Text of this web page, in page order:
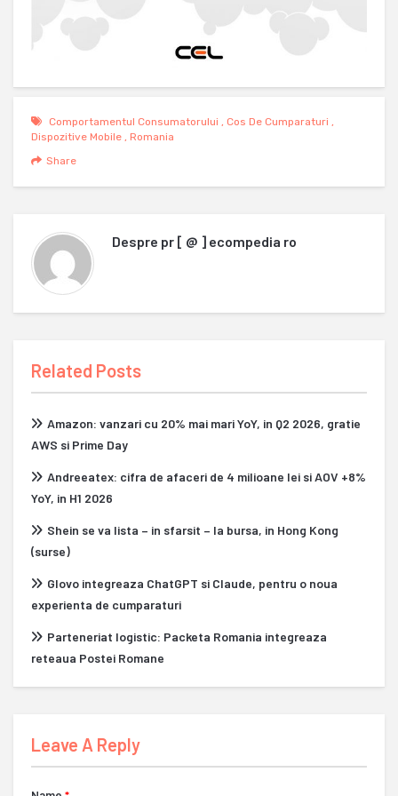
Comportamentul Consumatorului Cos De Cumparaturi
Dispozitive Mobile
Romania
Share
Despre pr [ @ ] ecompedia ro
Related Posts
Amazon: vanzari cu 20% mai mari YoY, in Q2 2026, gratie
AWS si Prime Day
Andreeatex: cifra de afaceri de 4 milioane lei si AOV +8%
YoY, in H1 2026
Shein se va lista – in sfarsit – la bursa, in Hong Kong
(surse)
Glovo integreaza ChatGPT si Claude, pentru o noua
experienta de cumparaturi
Parteneriat logistic: Packeta Romania integreaza
reteaua Postei Romane
Leave A Reply